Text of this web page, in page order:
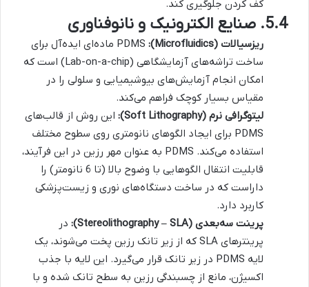
کف کردن جلوگیری کند.
5.4. صنایع الکترونیک و نانوفناوری
ریزسیالات (Microfluidics):
PDMS ماده‌ای ایده‌آل برای
ساخت تراشه‌های آزمایشگاهی (Lab-on-a-chip) است که
امکان انجام آزمایش‌های بیوشیمیایی و سلولی را در
مقیاس بسیار کوچک فراهم می‌کند.
لیتوگرافی نرم (Soft Lithography):
این روش از قالب‌های
PDMS برای ایجاد الگوهای نانومتری روی سطوح مختلف
استفاده می‌کند. PDMS به عنوان مهر رزین در این فرآیند،
قابلیت انتقال الگوهایی با وضوح بالا (تا 6 نانومتر) را
داراست که در ساخت دستگاه‌های نوری و زیست‌پزشکی
کاربرد دارد.
پرینت سه‌بعدی (Stereolithography – SLA):
در
پرینترهای SLA که از زیر تانک رزین پخت می‌شوند، یک
لایه PDMS در زیر تانک قرار می‌گیرد. این لایه با جذب
اکسیژن، مانع از چسبندگی رزین به سطح تانک شده و با